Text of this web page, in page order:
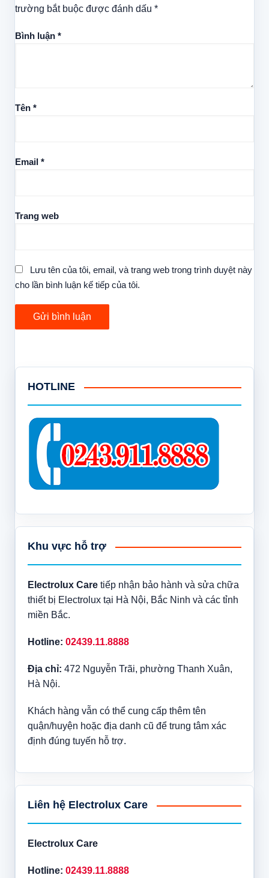
trường bắt buộc được đánh dấu *
Bình luận *
Tên *
Email *
Trang web
Lưu tên của tôi, email, và trang web trong trình duyệt này
cho lần bình luận kế tiếp của tôi.
HOTLINE
Khu vực hỗ trợ
Electrolux Caretiếp nhận bảo hành và sửa chữa
thiết bị Electrolux tại Hà Nội, Bắc Ninh và các tỉnh
miền Bắc.
Hotline: 02439.11.8888
Địa chỉ: 472 Nguyễn Trãi, phường Thanh Xuân,
Hà Nội.
Khách hàng vẫn có thể cung cấp thêm tên
quận/huyện hoặc địa danh cũ để trung tâm xác
định đúng tuyến hỗ trợ.
Liên hệ Electrolux Care
Electrolux Care
Hotline: 02439.11.8888